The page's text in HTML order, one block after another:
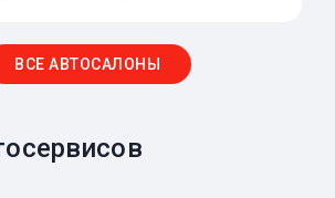
ВСЕ АВТОСАЛОНЫ